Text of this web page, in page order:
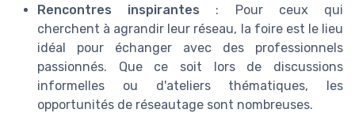
Rencontres inspirantes : Pour ceux qui
cherchent à agrandir leur réseau, la foire est le lieu
idéal pour échanger avec des professionnels
passionnés. Que ce soit lors de discussions
informelles ou d'ateliers thématiques, les
opportunités de réseautage sont nombreuses.